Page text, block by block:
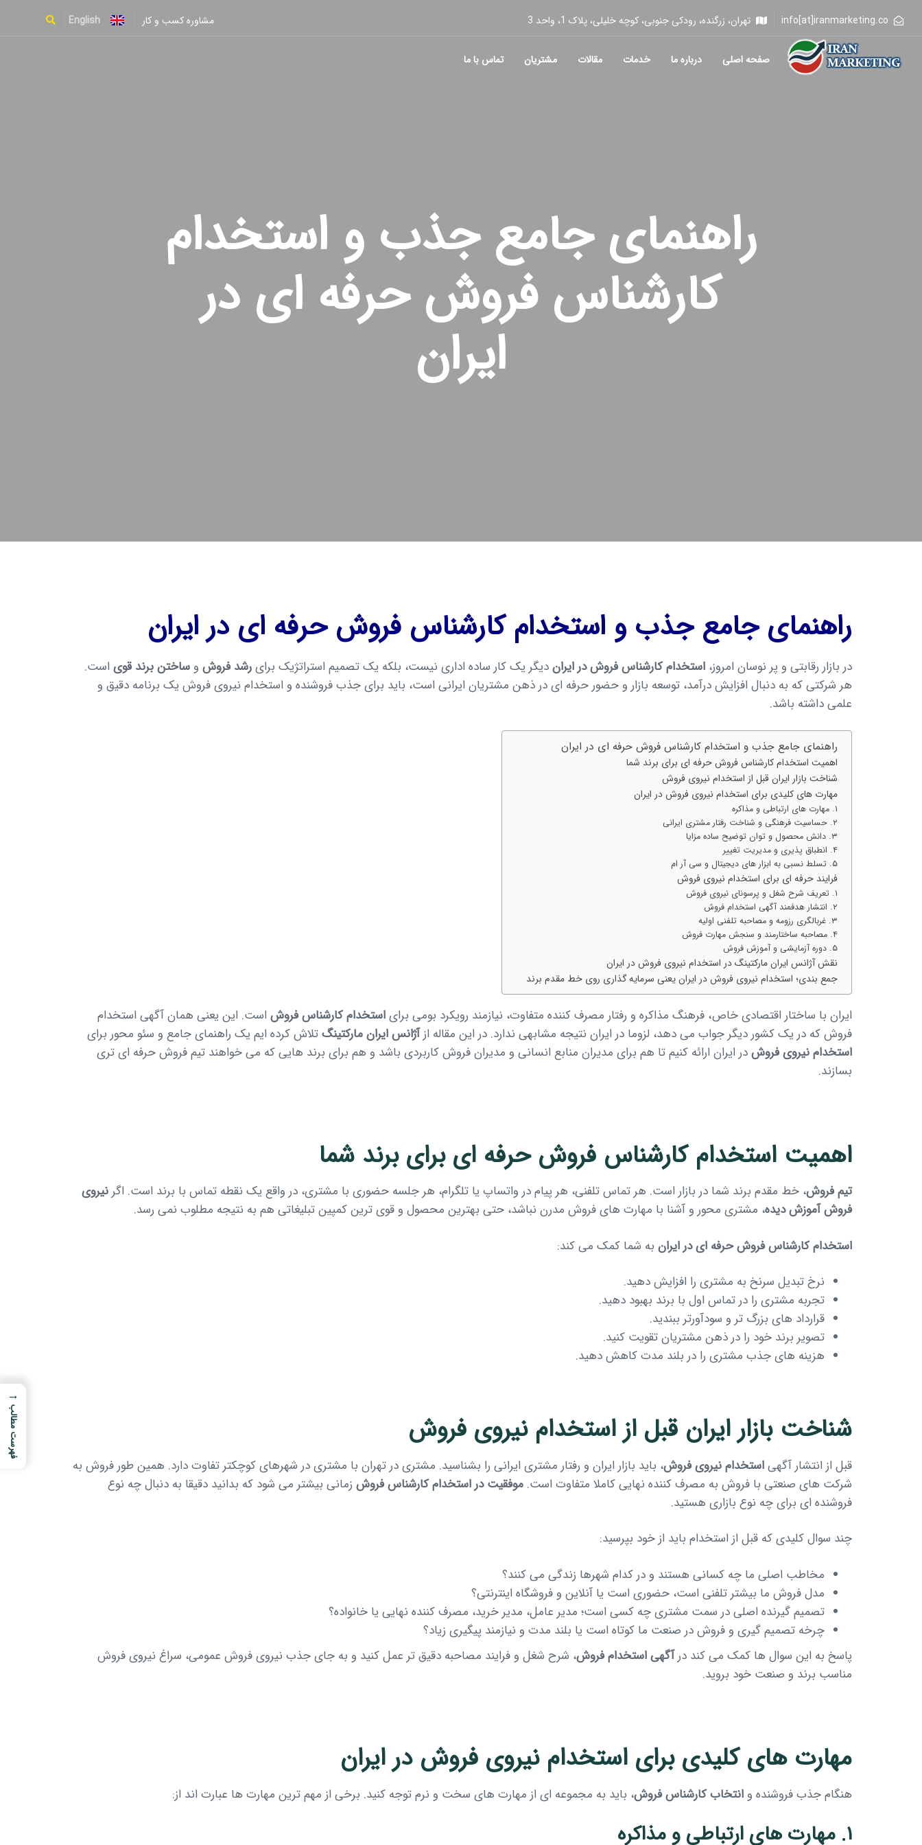
info[at]iranmarketing.co تهران، زرگنده، رودکی جنوبی، کوچه خلیلی، پلاک 1، واحد 3 مشاوره کسب و کار English
صفحه اصلی درباره ما خدمات مقالات مشتریان تماس با ما
راهنمای جامع جذب و استخدام
کارشناس فروش حرفه ای در
ایران
راهنمای جامع جذب و استخدام کارشناس فروش حرفه ای در ایران
در بازار رقابتی و پر نوسان امروز، استخدام کارشناس فروش در ایراندیگر یک کار ساده اداری نیست، بلکه یک تصمیم استراتژیک برایرشد فروش و ساختن برند قوی است.
هر شرکتی که به دنبال افزایش درآمد، توسعه بازار و حضور حرفه ای در ذهن مشتریان ایرانی است، باید برای جذب فروشنده و استخدام نیروی فروش یک برنامه دقیق و
علمی داشته باشد.
راهنمای جامع جذب و استخدام کارشناس فروش حرفه ای در ایران
اهمیت استخدام کارشناس فروش حرفه ای برای برند شما
شناخت بازار ایران قبل از استخدام نیروی فروش
مهارت های کلیدی برای استخدام نیروی فروش در ایران
۱. مهارت های ارتباطی و مذاکره
۲. حساسیت فرهنگی و شناخت رفتار مشتری ایرانی
۳. دانش محصول و توان توضیح ساده مزایا
۴. انطباق پذیری و مدیریت تغییر
۵. تسلط نسبی به ابزار های دیجیتال و سی آر ام
فرایند حرفه ای برای استخدام نیروی فروش
۱. تعریف شرح شغل و پرسونای نیروی فروش
۲. انتشار هدفمند آگهی استخدام فروش
۳. غربالگری رزومه و مصاحبه تلفنی اولیه
۴. مصاحبه ساختارمند و سنجش مهارت فروش
۵. دوره آزمایشی و آموزش فروش
نقش آژانس ایران مارکتینگ در استخدام نیروی فروش در ایران
جمع بندی؛ استخدام نیروی فروش در ایران یعنی سرمایه گذاری روی خط مقدم برند
ایران با ساختار اقتصادی خاص، فرهنگ مذاکره و رفتار مصرف کننده متفاوت، نیازمند رویکرد بومی برایاستخدام کارشناس فروش است. این یعنی همان آگهی استخدام
فروش که در یک کشور دیگر جواب می دهد، لزوما در ایران نتیجه مشابهی ندارد. در این مقاله ازآژانس ایران مارکتینگتلاش کرده ایم یک راهنمای جامع و سئو محور برای
استخدام نیروی فروشدر ایران ارائه کنیم تا هم برای مدیران منابع انسانی و مدیران فروش کاربردی باشد و هم برای برند هایی که می خواهند تیم فروش حرفه ای تری
بسازند.
اهمیت استخدام کارشناس فروش حرفه ای برای برند شما
تیم فروش، خط مقدم برند شما در بازار است. هر تماس تلفنی، هر پیام در واتساپ یا تلگرام، هر جلسه حضوری با مشتری، در واقع یک نقطه تماس با برند است. اگر نیروی
فروش آموزش دیده، مشتری محور و آشنا با مهارت های فروش مدرن نباشد، حتی بهترین محصول و قوی ترین کمپین تبلیغاتی هم به نتیجه مطلوب نمی رسد.
استخدام کارشناس فروش حرفه ای در ایران به شما کمک می کند:
نرخ تبدیل سرنخ به مشتری را افزایش دهید.
تجربه مشتری را در تماس اول با برند بهبود دهید.
قرارداد های بزرگ تر و سودآورتر ببندید.
تصویر برند خود را در ذهن مشتریان تقویت کنید.
هزینه های جذب مشتری را در بلند مدت کاهش دهید.
شناخت بازار ایران قبل از استخدام نیروی فروش
قبل از انتشار آگهیاستخدام نیروی فروش، باید بازار ایران و رفتار مشتری ایرانی را بشناسید. مشتری در تهران با مشتری در شهرهای کوچکتر تفاوت دارد. همین طور فروش به
شرکت های صنعتی با فروش به مصرف کننده نهایی کاملا متفاوت است. موفقیت در استخدام کارشناس فروش زمانی بیشتر می شود که بدانید دقیقا به دنبال چه نوع
فروشنده ای برای چه نوع بازاری هستید.
چند سوال کلیدی که قبل از استخدام باید از خود بپرسید:
مخاطب اصلی ما چه کسانی هستند و در کدام شهرها زندگی می کنند؟
مدل فروش ما بیشتر تلفنی است، حضوری است یا آنلاین و فروشگاه اینترنتی؟
تصمیم گیرنده اصلی در سمت مشتری چه کسی است؛ مدیر عامل، مدیر خرید، مصرف کننده نهایی یا خانواده؟
چرخه تصمیم گیری و فروش در صنعت ما کوتاه است یا بلند مدت و نیازمند پیگیری زیاد؟
پاسخ به این سوال ها کمک می کند درآگهی استخدام فروش، شرح شغل و فرایند مصاحبه دقیق تر عمل کنید و به جای جذب نیروی فروش عمومی، سراغ نیروی فروش
مناسب برند و صنعت خود بروید.
مهارت های کلیدی برای استخدام نیروی فروش در ایران
هنگام جذب فروشنده و انتخاب کارشناس فروش، باید به مجموعه ای از مهارت های سخت و نرم توجه کنید. برخی از مهم ترین مهارت ها عبارت اند از:
۱. مهارت های ارتباطی و مذاکره
→
فهرست مطالب